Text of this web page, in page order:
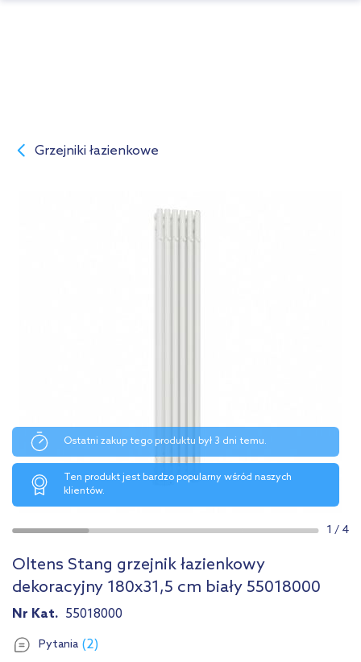
Grzejniki łazienkowe
Ostatni zakup tego produktu był 3 dni temu.
Ten produkt jest bardzo popularny wśród naszych
klientów.
1 / 4
Oltens Stang grzejnik łazienkowy
dekoracyjny 180x31,5 cm biały 55018000
Nr Kat. 55018000
Pytania (2)